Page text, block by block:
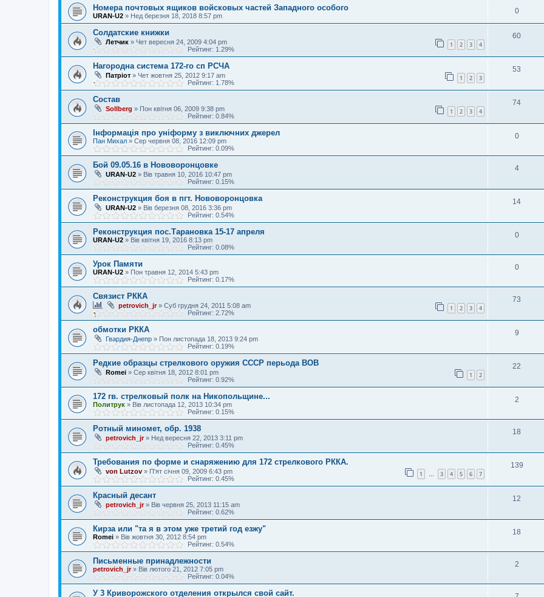
Номера почтовых ящиков войсковых частей Западного особого
URAN-U2 » Нед березня 18, 2018 8:57 pm
0
Солдатские книжки
Летчик » Чет вересня 24, 2009 4:04 pm 1 2 3 4
Рейтинг: 1.29%
60
Нагородна система 172-го сп РСЧА
Патріот » Чет жовтня 25, 2012 9:17 am 1 2 3
Рейтинг: 1.78%
53
Состав
Sollberg » Пон квітня 06, 2009 9:38 pm 1 2 3 4
Рейтинг: 0.84%
74
Інформація про уніформу з виключних джерел
Пан Михал » Сер червня 08, 2016 12:09 pm
Рейтинг: 0.09%
0
Бой 09.05.16 в Нововоронцовке
URAN-U2 » Вів травня 10, 2016 10:47 pm
Рейтинг: 0.15%
4
Реконструкция боя в пгт. Нововоронцовка
URAN-U2 » Вів березня 08, 2016 3:36 pm
Рейтинг: 0.54%
14
Реконструкция пос.Тарановка 15-17 апреля
URAN-U2 » Вів квітня 19, 2016 8:13 pm
Рейтинг: 0.08%
0
Урок Памяти
URAN-U2 » Пон травня 12, 2014 5:43 pm
Рейтинг: 0.17%
0
Связист РККА
petrovich_jr» Суб грудня 24, 2011 5:08 am 1 2 3 4
Рейтинг: 2.72%
73
обмотки РККА
Гвардия-Днепр » Пон листопада 18, 2013 9:24 pm
Рейтинг: 0.19%
9
Редкие образцы стрелкового оружия СССР перьода ВОВ
Romei » Сер квітня 18, 2012 8:01 pm 1 2
Рейтинг: 0.92%
22
172 гв. стрелковый полк на Никопольщине...
Политрук » Вів листопада 12, 2013 10:34 pm
Рейтинг: 0.15%
2
Ротный миномет, обр. 1938
petrovich_jr» Нед вересня 22, 2013 3:11 pm
Рейтинг: 0.45%
18
Требования по форме и снаряжению для 172 стрелкового РККА.
von Lutzov » П'ят січня 09, 2009 6:43 pm 1 … 3 4 5 6 7
Рейтинг: 0.45%
139
Красный десант
petrovich_jr» Вів червня 25, 2013 11:15 am
Рейтинг: 0.62%
12
Кирза или "та я в этом уже третий год езжу"
Romei » Вів жовтня 30, 2012 8:54 pm
Рейтинг: 0.54%
18
Письменные принадлежности
petrovich_jr» Вів лютого 21, 2012 7:05 pm
Рейтинг: 0.04%
2
У 3 Криворожского отделения открылся свой сайт.